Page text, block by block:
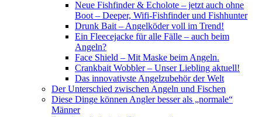
Neue Fishfinder & Echolote – jetzt auch ohne
Boot – Deeper, Wifi-Fishfinder und Fishhunter
Drunk Bait – Angelköder voll im Trend!
Ein Fleecejacke für alle Fälle – auch beim
Angeln?
Face Shield – Mit Maske beim Angeln.
Crankbait Wobbler – Unser Liebling aktuell!
Das innovativste Angelzubehör der Welt
Der Unterschied zwischen Angeln und Fischen
Diese Dinge können Angler besser als „normale“
Männer